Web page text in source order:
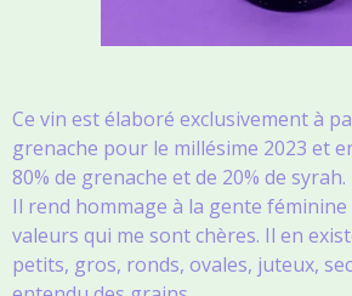
Ce vin est élaboré exclusivement à
grenache pour le millésime 2023 et
80% de grenache et de 20% de syrah.
Il rend hommage à la gente
valeurs qui me sont chères. Il en
petits, gros, ronds, ovales, juteux,